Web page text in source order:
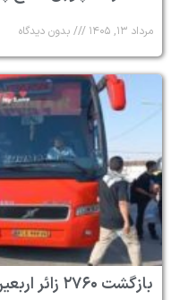
مرداد ۱۳, ۱۴۰۵ بدون دیدگاه
بازگشت ۲۷۶۰ زائر اربعین به استان البرز